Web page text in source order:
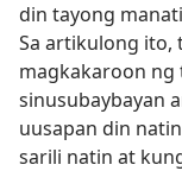
din tayong
Sa artikulong ito,
magkakaroon ng
sinusubaybayan
uusapan din
sarili natin at